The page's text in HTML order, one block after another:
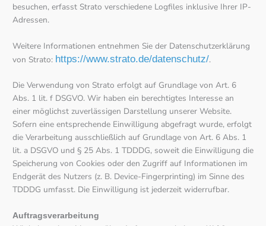
besuchen, erfasst Strato verschiedene Logfiles inklusive Ihrer IP-
Adressen.
Weitere Informationen entnehmen Sie der Datenschutzerklärung
von Strato: https://www.strato.de/datenschutz/.
Die Verwendung von Strato erfolgt auf Grundlage von Art. 6
Abs. 1 lit. f DSGVO. Wir haben ein berechtigtes Interesse an
einer möglichst zuverlässigen Darstellung unserer Website.
Sofern eine entsprechende Einwilligung abgefragt wurde, erfolgt
die Verarbeitung ausschließlich auf Grundlage von Art. 6 Abs. 1
lit. a DSGVO und § 25 Abs. 1 TDDDG, soweit die Einwilligung die
Speicherung von Cookies oder den Zugriff auf Informationen im
Endgerät des Nutzers (z. B. Device-Fingerprinting) im Sinne des
TDDDG umfasst. Die Einwilligung ist jederzeit widerrufbar.
Auftragsverarbeitung